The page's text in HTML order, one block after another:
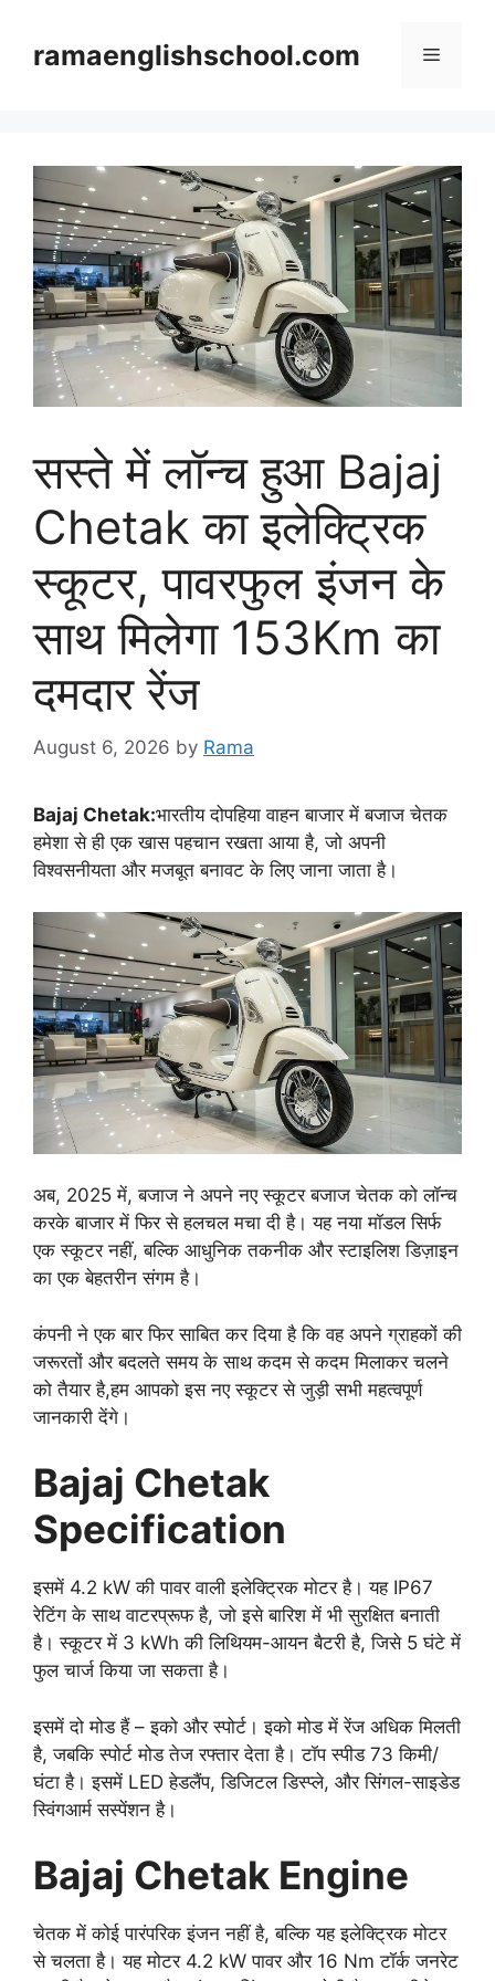
contentramaenglishschool.com Menu
सस्ते में लॉन्च हुआ Bajaj
Chetak का इलेक्ट्रिक
स्कूटर, पावरफुल इंजन के
साथ मिलेगा 153Km का
दमदार रेंज
August 6, 2026 by Rama
Bajaj Chetak:भारतीय दोपहिया वाहन बाजार में बजाज चेतक
हमेशा से ही एक खास पहचान रखता आया है, जो अपनी
विश्वसनीयता और मजबूत बनावट के लिए जाना जाता है।
अब, 2025 में, बजाज ने अपने नए स्कूटर बजाज चेतक को लॉन्च
करके बाजार में फिर से हलचल मचा दी है। यह नया मॉडल सिर्फ
एक स्कूटर नहीं, बल्कि आधुनिक तकनीक और स्टाइलिश डिज़ाइन
का एक बेहतरीन संगम है।
कंपनी ने एक बार फिर साबित कर दिया है कि वह अपने ग्राहकों की
जरूरतों और बदलते समय के साथ कदम से कदम मिलाकर चलने
को तैयार है,हम आपको इस नए स्कूटर से जुड़ी सभी महत्वपूर्ण
जानकारी देंगे।
Bajaj Chetak
Specification
इसमें 4.2 kW की पावर वाली इलेक्ट्रिक मोटर है। यह IP67
रेटिंग के साथ वाटरप्रूफ है, जो इसे बारिश में भी सुरक्षित बनाती
है। स्कूटर में 3 kWh की लिथियम-आयन बैटरी है, जिसे 5 घंटे में
फुल चार्ज किया जा सकता है।
इसमें दो मोड हैं – इको और स्पोर्ट। इको मोड में रेंज अधिक मिलती
है, जबकि स्पोर्ट मोड तेज रफ्तार देता है। टॉप स्पीड 73 किमी/
घंटा है। इसमें LED हेडलैंप, डिजिटल डिस्प्ले, और सिंगल-साइडेड
स्विंगआर्म सस्पेंशन है।
Bajaj Chetak Engine
चेतक में कोई पारंपरिक इंजन नहीं है, बल्कि यह इलेक्ट्रिक मोटर
से चलता है। यह मोटर 4.2 kW पावर और 16 Nm टॉर्क जनरेट